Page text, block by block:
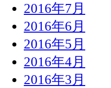
2016年7月
2016年6月
2016年5月
2016年4月
2016年3月